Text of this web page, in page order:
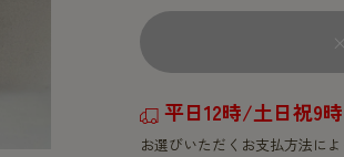
×
平日12時/土日祝9
お選びいただくお支払方法に